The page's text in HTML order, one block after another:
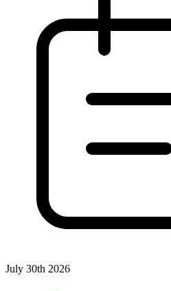
July 30th 2026